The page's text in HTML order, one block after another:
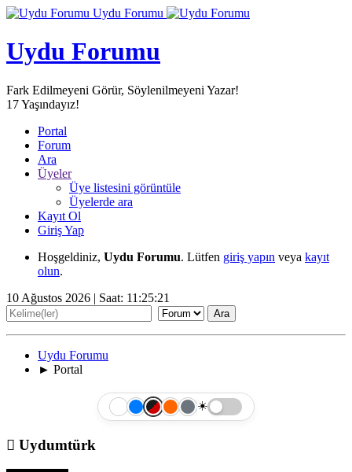
Uydu Forumu
Uydu Forumu
Fark Edilmeyeni Görür, Söylenilmeyeni Yazar!
17Yaşındayız!
Portal
Forum
Ara
Üyeler
Üye listesini görüntüle
Üyelerde ara
Kayıt Ol
Giriş Yap
Hoşgeldiniz, Uydu Forumu. Lütfen giriş yapın veya kayıt
olun.
10 Ağustos 2026 | Saat: 11:25:23
Uydu Forumu
► Portal
☀️
Uydumtürk